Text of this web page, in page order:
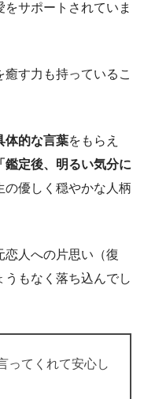
サポートされていま
す力も持っているこ
体的な言葉をもらえ
「鑑定後、明るい気分に
の優しく穏やかな人柄
恋人への片思い（復
もなく落ち込んでし
ってくれて安心し